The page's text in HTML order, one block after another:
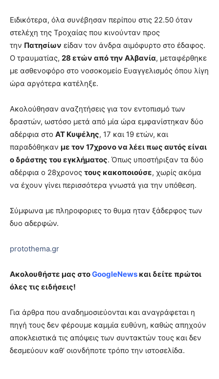
Ειδικότερα, όλα συνέβησαν περίπου στις 22.50 όταν
στελέχη της Τροχαίας που κινούνταν προς
την Πατησίων είδαν τον άνδρα αιμόφυρτο στο έδαφος.
Ο τραυματίας, 28 ετών από την Αλβανία, μεταφέρθηκε
με ασθενοφόρο στο νοσοκομείο Ευαγγελισμός όπου λίγη
ώρα αργότερα κατέληξε.
Ακολούθησαν αναζητήσεις για τον εντοπισμό των
δραστών, ωστόσο μετά από μία ώρα εμφανίστηκαν δύο
αδέρφια στο ΑΤ Κυψέλης, 17 και 19 ετών, και
παραδόθηκαν με τον 17χρονο να λέει πως αυτός είναι
ο δράστης του εγκλήματος. Όπως υποστήριξαν τα δύο
αδέρφια ο 28χρονος τους κακοποιούσε, χωρίς ακόμα
να έχουν γίνει περισσότερα γνωστά για την υπόθεση.
Σύμφωνα με πληροφοριες το θυμα ηταν ξάδερφος των
δυο αδερφών.
protothema.gr
Ακολουθήστε μας στοGoogleNews και δείτε πρώτοι
όλες τις ειδήσεις!
Για άρθρα που αναδημοσιεύονται και αναγράφεται η
πηγή τους δεν φέρουμε καμμία ευθύνη, καθώς απηχούν
αποκλειστικά τις απόψεις των συντακτών τους και δεν
δεσμεύουν καθ’ οιονδήποτε τρόπο την ιστοσελίδα.